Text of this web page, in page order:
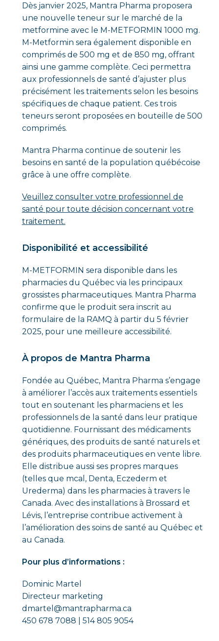
Dès janvier 2025, Mantra Pharma proposera
une nouvelle teneur sur le marché de la
metformine avec le M-METFORMIN 1000 mg.
M-Metformin sera également disponible en
comprimés de 500 mg et de 850 mg, offrant
ainsi une gamme complète. Ceci permettra
aux professionnels de santé d’ajuster plus
précisément les traitements selon les besoins
spécifiques de chaque patient. Ces trois
teneurs seront proposées en bouteille de 500
comprimés.
Mantra Pharma continue de soutenir les
besoins en santé de la population québécoise
grâce à une offre complète.
Veuillez consulter votre professionnel de
santé pour toute décision concernant votre
traitement.
Disponibilité et accessibilité
M-METFORMIN sera disponible dans les
pharmacies du Québec via les principaux
grossistes pharmaceutiques. Mantra Pharma
confirme que le produit sera inscrit au
formulaire de la RAMQ à partir du 5 février
2025, pour une meilleure accessibilité.
À propos de Mantra Pharma
Fondée au Québec, Mantra Pharma s’engage
à améliorer l’accès aux traitements essentiels
tout en soutenant les pharmaciens et les
professionnels de la santé dans leur pratique
quotidienne. Fournissant des médicaments
génériques, des produits de santé naturels et
des produits pharmaceutiques en vente libre.
Elle distribue aussi ses propres marques
(telles que mcal, Denta, Eczederm et
Urederma) dans les pharmacies à travers le
Canada. Avec des installations à Brossard et
Lévis, l’entreprise contribue activement à
l’amélioration des soins de santé au Québec et
au Canada.
Pour plus d’informations :
Dominic Martel
Directeur marketing
dmartel@mantrapharma.ca
450 678 7088 | 514 805 9054